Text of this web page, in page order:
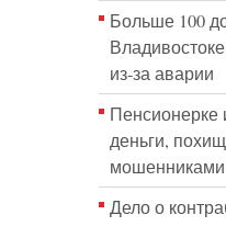
Больше 100
из-за аварии
Пенсионерке
деньги,
мошенниками
Дело о